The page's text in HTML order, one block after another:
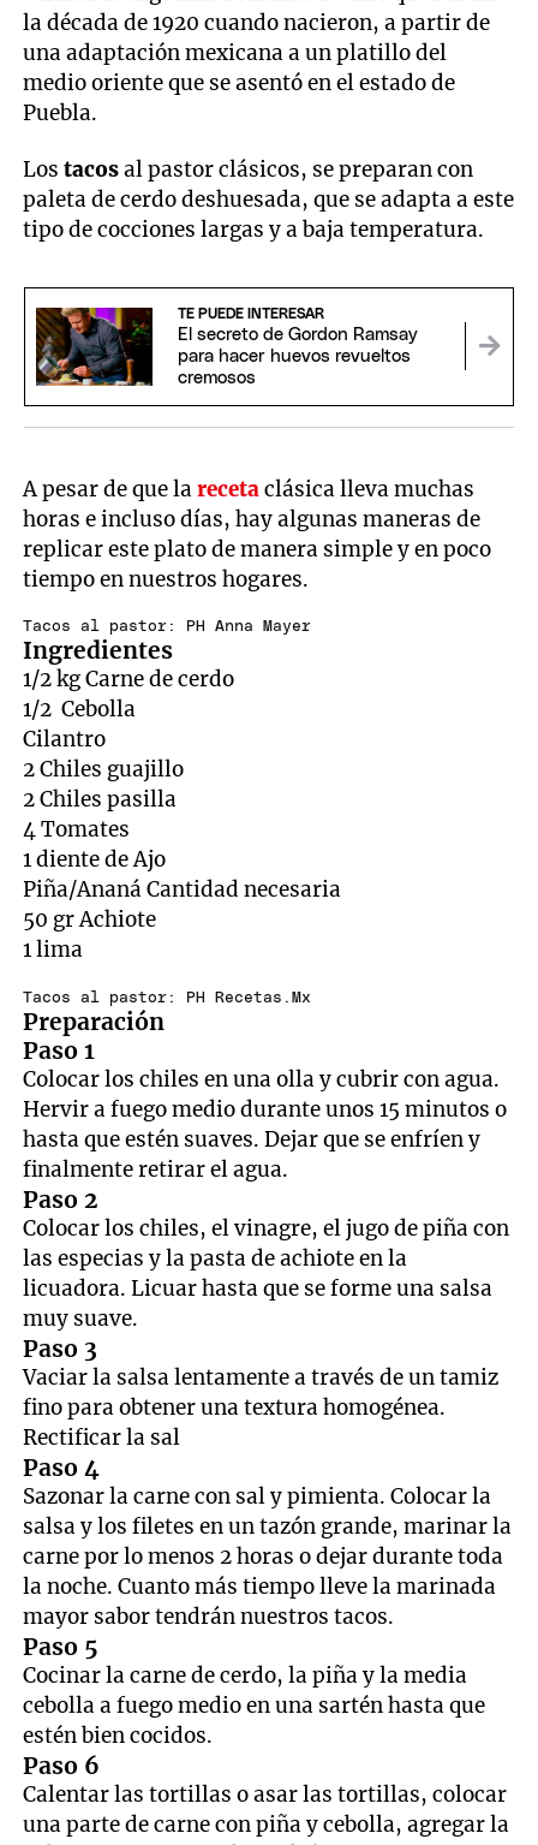
la década de 1920 cuando nacieron, a partir de
una adaptación mexicana a un platillo del
medio oriente que se asentó en el estado de
Puebla.
Lostacosal pastor clásicos, se preparan con
paleta de cerdo deshuesada, que se adapta a este
tipo de cocciones largas y a baja temperatura.
TE PUEDE INTERESAR
El secreto de Gordon Ramsay
para hacer huevos revueltos
cremosos
A pesar de que la recetaclásica lleva muchas
horas e incluso días, hay algunas maneras de
replicar este plato de manera simple y en poco
tiempo en nuestros hogares.
Tacos al pastor: PH Anna Mayer
Ingredientes
1/2 kg Carne de cerdo
1/2 Cebolla
Cilantro
2 Chiles guajillo
2 Chiles pasilla
4 Tomates
1 diente de Ajo
Piña/Ananá Cantidad necesaria
50 gr Achiote
1 lima
Tacos al pastor: PH Recetas.Mx
Preparación
Paso 1
Colocar los chiles en una olla y cubrir con agua.
Hervir a fuego medio durante unos 15 minutos o
hasta que estén suaves. Dejar que se enfríen y
finalmente retirar el agua.
Paso 2
Colocar los chiles, el vinagre, el jugo de piña con
las especias y la pasta de achiote en la
licuadora. Licuar hasta que se forme una salsa
muy suave.
Paso 3
Vaciar la salsa lentamente a través de un tamiz
fino para obtener una textura homogénea.
Rectificar la sal
Paso 4
Sazonar la carne con sal y pimienta. Colocar la
salsa y los filetes en un tazón grande, marinar la
carne por lo menos 2 horas o dejar durante toda
la noche. Cuanto más tiempo lleve la marinada
mayor sabor tendrán nuestros tacos.
Paso 5
Cocinar la carne de cerdo, la piña y la media
cebolla a fuego medio en una sartén hasta que
estén bien cocidos.
Paso 6
Calentar las tortillas o asar las tortillas, colocar
una parte de carne con piña y cebolla, agregar la